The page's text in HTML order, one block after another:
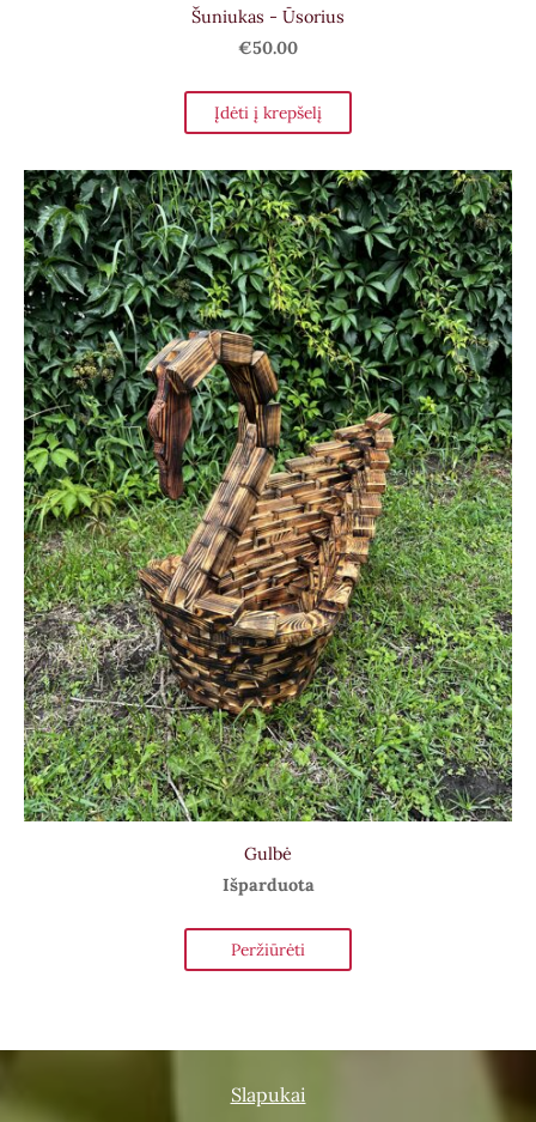
Šuniukas - Ūsorius
€50.00
Įdėti į krepšelį
Gulbė
Išparduota
Peržiūrėti
Slapukai